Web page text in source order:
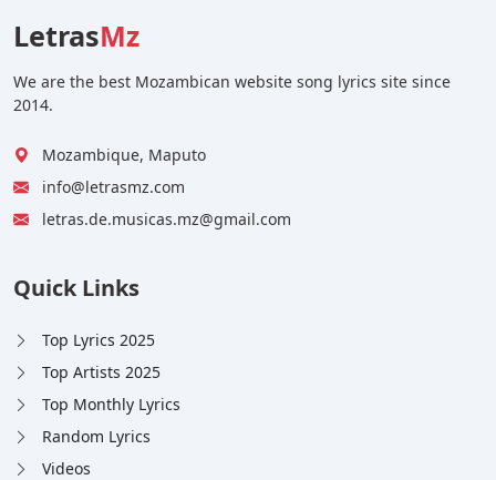
LetrasMz
We are the best Mozambican website song lyrics site since
2014.
Mozambique, Maputo
info@letrasmz.com
letras.de.musicas.mz@gmail.com
Quick Links
Top Lyrics 2025
Top Artists 2025
Top Monthly Lyrics
Random Lyrics
Videos